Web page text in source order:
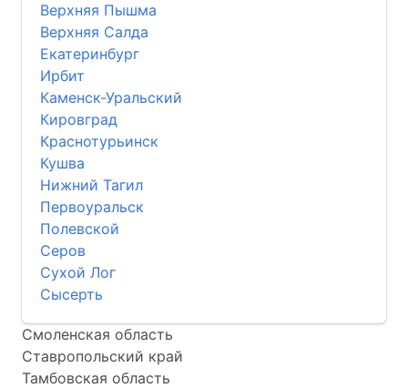
Верхняя Пышма
Верхняя Салда
Екатеринбург
Ирбит
Каменск-Уральский
Кировград
Краснотурьинск
Кушва
Нижний Тагил
Первоуральск
Полевской
Серов
Сухой Лог
Сысерть
Смоленская область
Ставропольский край
Тамбовская область